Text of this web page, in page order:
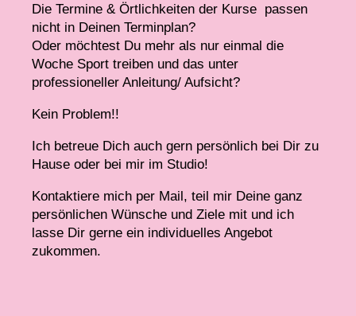
Die Termine & Örtlichkeiten der Kurse passen
nicht in Deinen Terminplan?
Oder möchtest Du mehr als nur einmal die
Woche Sport treiben und das unter
professioneller Anleitung/ Aufsicht?
Kein Problem!!
Ich betreue Dich auch gern persönlich bei Dir zu
Hause oder bei mir im Studio!
Kontaktiere mich per Mail, teil mir Deine ganz
persönlichen Wünsche und Ziele mit und ich
lasse Dir gerne ein individuelles Angebot
zukommen.